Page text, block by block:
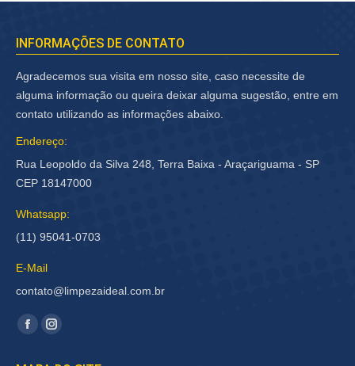
INFORMAÇÕES DE CONTATO
Agradecemos sua visita em nosso site, caso necessite de
alguma informação ou queira deixar alguma sugestão, entre em
contato utilizando as informações abaixo.
Endereço:
Rua Leopoldo da Silva 248, Terra Baixa - Araçariguama - SP
CEP 18147000
Whatsapp:
(11) 95041-0703
E-Mail
contato@limpezaideal.com.br
Encontre-nos em:
FacebookInstagram